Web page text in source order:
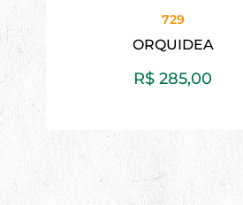
729
ORQUIDEA
R$ 285,00